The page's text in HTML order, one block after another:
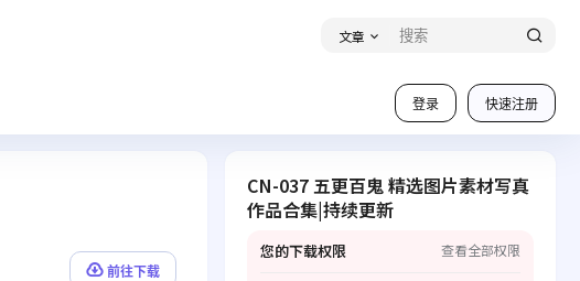
文章
登录 快速注册
前往下载
CN-037 五更百鬼 精选图片素材写真
作品合集|持续更新
您的下载权限 查看全部权限